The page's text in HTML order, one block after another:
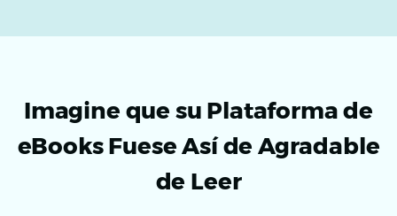
Imagine que su Plataforma de
eBooks Fuese Así de Agradable
de Leer